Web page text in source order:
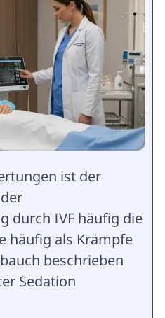
ist der
der
durch IVF häufig die
häufig als Krämpfe
beschrieben
Sedation